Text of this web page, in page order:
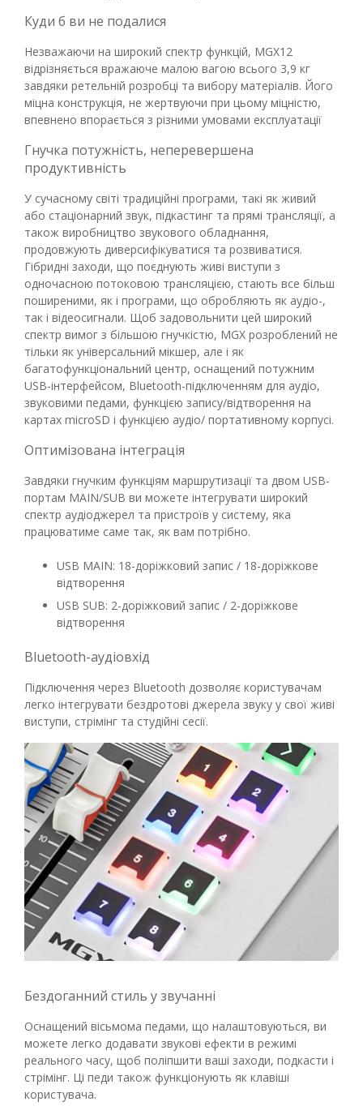
Куди б ви не подалися
Незважаючи на широкий спектр функцій, MGX12
відрізняється вражаюче малою вагою всього 3,9 кг
завдяки ретельній розробці та вибору матеріалів. Його
міцна конструкція, не жертвуючи при цьому міцністю,
впевнено впорається з різними умовами експлуатації
Гнучка потужність, неперевершена
продуктивність
У сучасному світі традиційні програми, такі як живий
або стаціонарний звук, підкастинг та прямі трансляції, а
також виробництво звукового обладнання,
продовжують диверсифікуватися та розвиватися.
Гібридні заходи, що поєднують живі виступи з
одночасною потоковою трансляцією, стають все більш
поширеними, як і програми, що обробляють як аудіо-,
так і відеосигнали. Щоб задовольнити цей широкий
спектр вимог з більшою гнучкістю, MGX розроблений не
тільки як універсальний мікшер, але і як
багатофункціональний центр, оснащений потужним
USB-інтерфейсом, Bluetooth-підключенням для аудіо,
звуковими педами, функцією запису/відтворення на
картах microSD і функцією аудіо/ портативному корпусі.
Оптимізована інтеграція
Завдяки гнучким функціям маршрутизації та двом USB-
портам MAIN/SUB ви можете інтегрувати широкий
спектр аудіоджерел та пристроїв у систему, яка
працюватиме саме так, як вам потрібно.
USB MAIN: 18-доріжковий запис / 18-доріжкове
відтворення
USB SUB: 2-доріжковий запис / 2-доріжкове
відтворення
Bluetooth-аудіовхід
Підключення через Bluetooth дозволяє користувачам
легко інтегрувати бездротові джерела звуку у свої живі
виступи, стрімінг та студійні сесії.
Бездоганний стиль у звучанні
Оснащений вісьмома педами, що налаштовуються, ви
можете легко додавати звукові ефекти в режимі
реального часу, щоб поліпшити ваші заходи, подкасти і
стрімінг. Ці педи також функціонують як клавіші
користувача.